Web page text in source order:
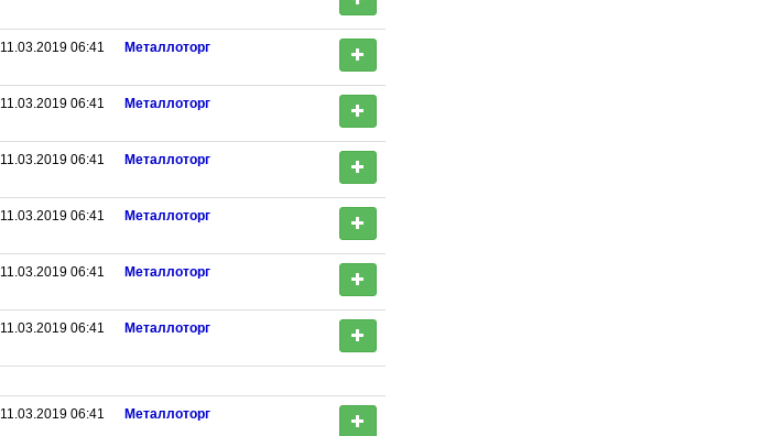
11.03.2019 06:41 Металлоторг
11.03.2019 06:41 Металлоторг
11.03.2019 06:41 Металлоторг
11.03.2019 06:41 Металлоторг
11.03.2019 06:41 Металлоторг
11.03.2019 06:41 Металлоторг
11.03.2019 06:41 Металлоторг